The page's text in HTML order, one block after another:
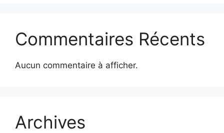
Commentaires Récents
Aucun commentaire à afficher.
Archives